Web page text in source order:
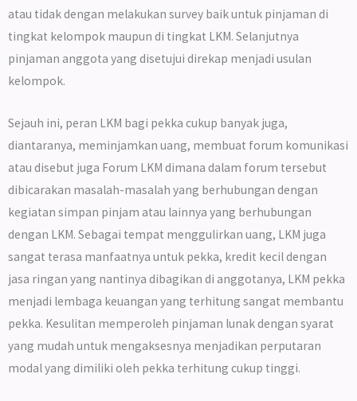
atau tidak dengan melakukan survey baik untuk pinjaman di
tingkat kelompok maupun di tingkat LKM. Selanjutnya
pinjaman anggota yang disetujui direkap menjadi usulan
kelompok.
Sejauh ini, peran LKM bagi pekka cukup banyak juga,
diantaranya, meminjamkan uang, membuat forum komunikasi
atau disebut juga Forum LKM dimana dalam forum tersebut
dibicarakan masalah-masalah yang berhubungan dengan
kegiatan simpan pinjam atau lainnya yang berhubungan
dengan LKM. Sebagai tempat menggulirkan uang, LKM juga
sangat terasa manfaatnya untuk pekka, kredit kecil dengan
jasa ringan yang nantinya dibagikan di anggotanya, LKM pekka
menjadi lembaga keuangan yang terhitung sangat membantu
pekka. Kesulitan memperoleh pinjaman lunak dengan syarat
yang mudah untuk mengaksesnya menjadikan perputaran
modal yang dimiliki oleh pekka terhitung cukup tinggi.